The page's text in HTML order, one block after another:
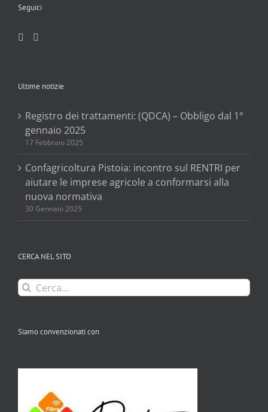
Seguici
Ultime notizie
Registro dei trattamenti: (QDCA) – Obbligo dal 1°
gennaio 2025
17 Febbraio 2025
Confagricoltura Pistoia: incontro sul RENTRI per
aiutare le imprese agricole a conformarsi alla
nuova normativa
30 Gennaio 2025
CERCA NEL SITO
Cerca
per:
Siamo convenzionati con